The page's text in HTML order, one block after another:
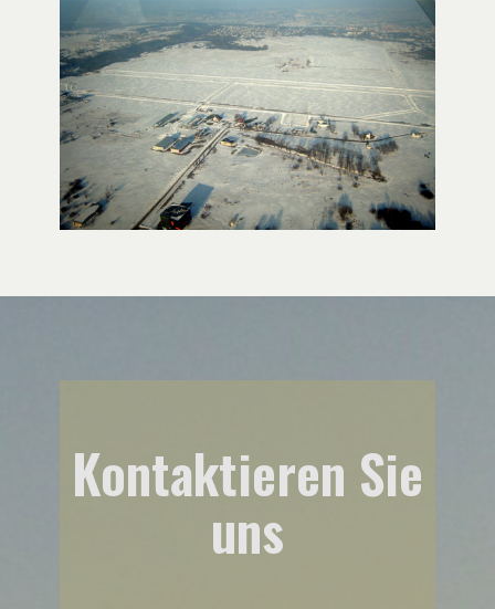
Kontaktieren Sie
uns​